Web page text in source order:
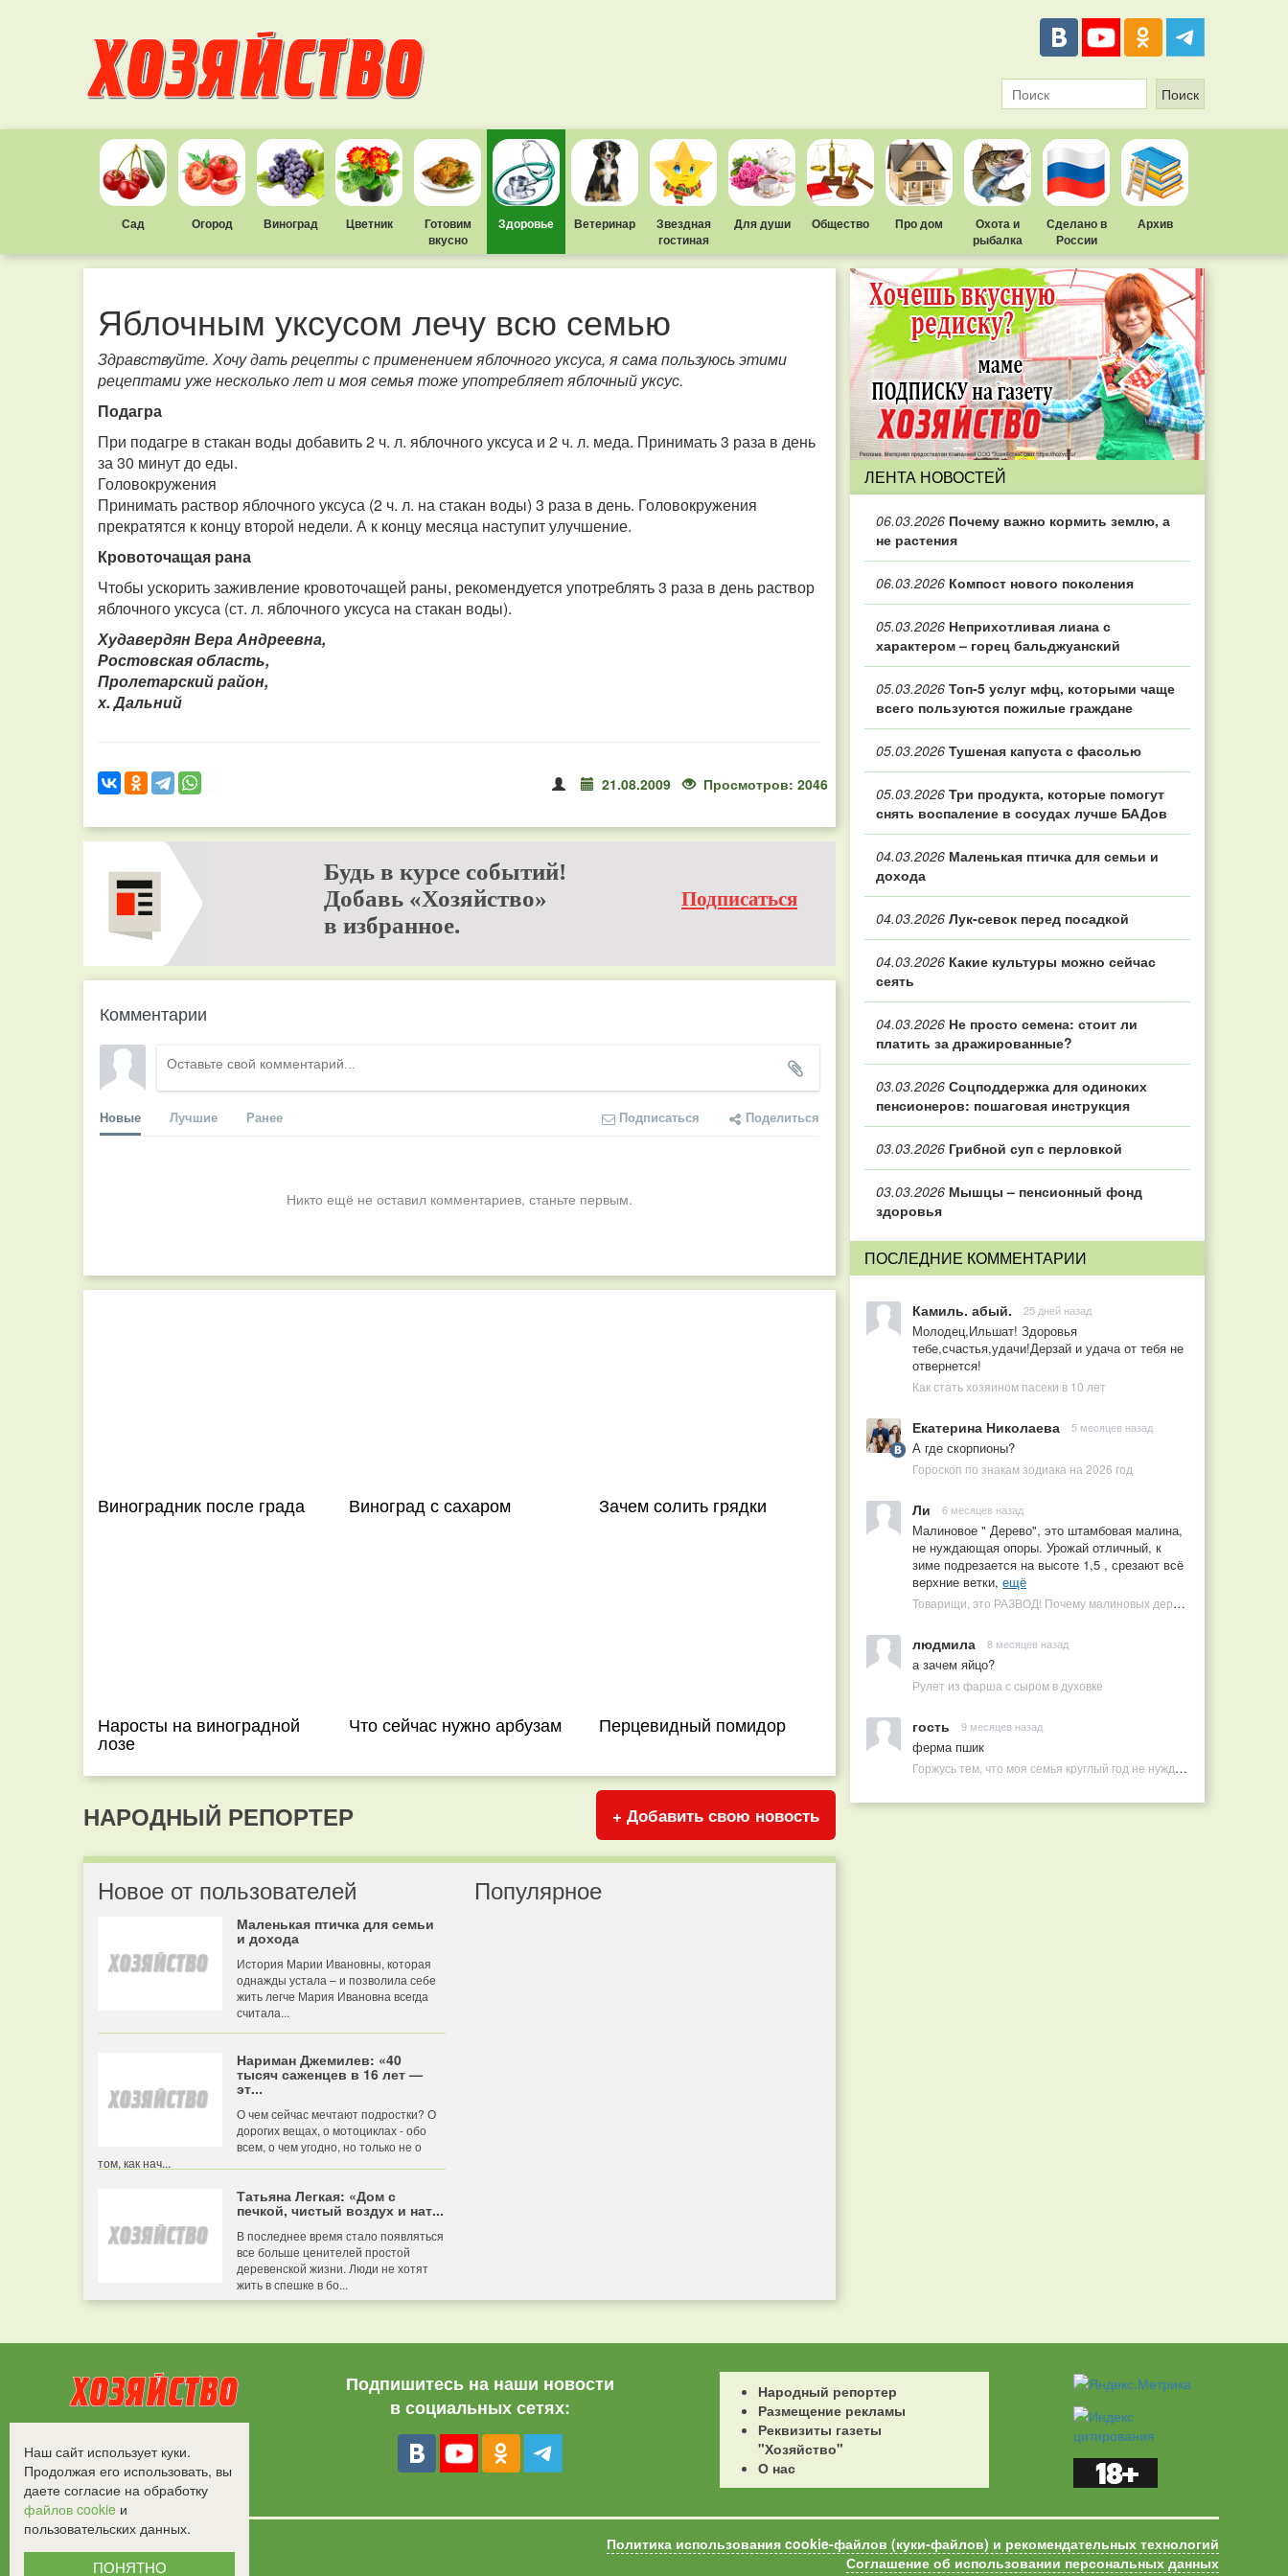
Сад Огород Виноград Цветник
Готовим
вкусно
Здоровье Ветеринар
Звездная
гостиная
Для души Общество Про дом
Охота и
рыбалка
Сделано в
России
Архив
Яблочным уксусом лечу всю семью
Здравствуйте. Хочу дать рецепты с применением яблочного уксуса, я сама пользуюсь этими
рецептами уже несколько лет и моя семья тоже употребляет яблочный уксус.
Подагра
При подагре в стакан воды добавить 2 ч. л. яблочного уксуса и 2 ч. л. меда. Принимать 3 раза в день
за 30 минут до еды.
Головокружения
Принимать раствор яблочного уксуса (2 ч. л. на стакан воды) 3 раза в день. Головокружения
прекратятся к концу второй недели. А к концу месяца наступит улучшение.
Кровоточащая рана
Чтобы ускорить заживление кровоточащей раны, рекомендуется употреблять 3 раза в день раствор
яблочного уксуса (ст. л. яблочного уксуса на стакан воды).
Худавердян Вера Андреевна,
Ростовская область,
Пролетарский район,
х. Дальний
21.08.2009 Просмотров: 2046
Будь в курсе событий!
Добавь «Хозяйство»
в избранное.
Подписаться
Комментарии
Новые Лучшие Ранее Подписаться Поделиться
Никто ещё не оставил комментариев, станьте первым.
Виноградник после града Виноград с сахаром Зачем солить грядки
Наросты на виноградной
лозе
Что сейчас нужно арбузам Перцевидный помидор
НАРОДНЫЙ РЕПОРТЕР + Добавить свою новость
Новое от пользователей
Маленькая птичка для семьи
и дохода
История Марии Ивановны, которая
однажды устала – и позволила себе
жить легче Мария Ивановна всегда
считала...
Нариман Джемилев: «40
тысяч саженцев в 16 лет —
эт...
О чем сейчас мечтают подростки? О
дорогих вещах, о мотоциклах - обо
всем, о чем угодно, но только не о
том, как нач...
Татьяна Легкая: «Дом с
печкой, чистый воздух и нат...
В последнее время стало появляться
все больше ценителей простой
деревенской жизни. Люди не хотят
жить в спешке в бо...
Популярное
ЛЕНТА НОВОСТЕЙ
06.03.2026 Почему важно кормить землю, а
не растения
06.03.2026 Компост нового поколения
05.03.2026 Неприхотливая лиана с
характером – горец бальджуанский
05.03.2026 Топ‑5 услуг мфц, которыми чаще
всего пользуются пожилые граждане
05.03.2026 Тушеная капуста с фасолью
05.03.2026 Три продукта, которые помогут
снять воспаление в сосудах лучше БАДов
04.03.2026 Маленькая птичка для семьи и
дохода
04.03.2026 Лук-севок перед посадкой
04.03.2026 Какие культуры можно сейчас
сеять
04.03.2026 Не просто семена: стоит ли
платить за дражированные?
03.03.2026 Соцподдержка для одиноких
пенсионеров: пошаговая инструкция
03.03.2026 Грибной суп с перловкой
03.03.2026 Мышцы – пенсионный фонд
здоровья
ПОСЛЕДНИЕ КОММЕНТАРИИ
Камиль. абый. 25 дней назад
Молодец,Ильшат! Здоровья
тебе,счастья,удачи!Дерзай и удача от тебя не
отвернется!
Как стать хозяином пасеки в 10 лет
Екатерина Николаева 5 месяцев назад
А где скорпионы?
Гороскоп по знакам зодиака на 2026 год
Ли 6 месяцев назад
Малиновое " Дерево", это штамбовая малина,
не нуждающая опоры. Урожай отличный, к
зиме подрезается на высоте 1,5 , срезают всё
верхние ветки, ещё
Товарищи, это РАЗВОД! Почему малиновых деревьев не бывает, или Как ушлые продавцы наживаются на мечтах садоводов
людмила 8 месяцев назад
а зачем яйцо?
Рулет из фарша с сыром в духовке
гость 9 месяцев назад
ферма пшик
Горжусь тем, что моя семья круглый год не нуждается в покупных витаминах
Все права защищены.
©2008-2017 - "Хозяйство"
Подпишитесь на наши новости
в социальных сетях:
Народный репортер
Размещение рекламы
Реквизиты газеты
"Хозяйство"
О нас
Политика использования cookie-файлов (куки-файлов) и рекомендательных технологий
Соглашение об использовании персональных данных
Наш сайт использует куки.
Продолжая его использовать, вы
даете согласие на обработку
файлов cookie и
пользовательских данных.
ПОНЯТНО